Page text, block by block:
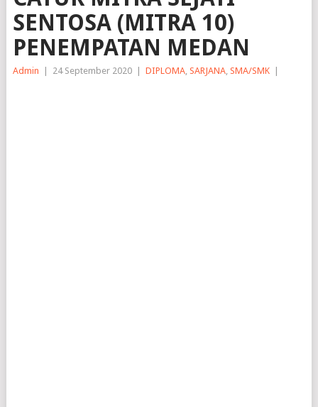
SENTOSA (MITRA 10)
PENEMPATAN MEDAN
Admin 24 September 2020 DIPLOMA, SARJANA, SMA/SMK